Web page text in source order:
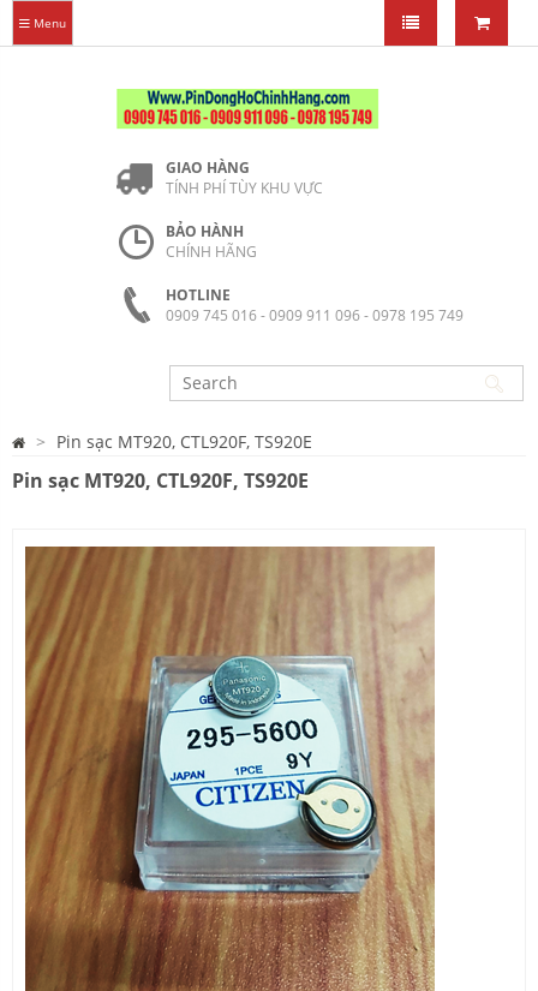
Menu
GIAO HÀNG
TÍNH PHÍ TÙY KHU VỰC
BẢO HÀNH
CHÍNH HÃNG
HOTLINE
0909 745 016 - 0909 911 096 - 0978 195 749
Pin sạc MT920, CTL920F, TS920E
Pin sạc MT920, CTL920F, TS920E